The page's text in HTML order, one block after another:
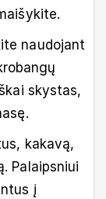
naudojant
skystas,
kakavą,
Palaipsniui
į